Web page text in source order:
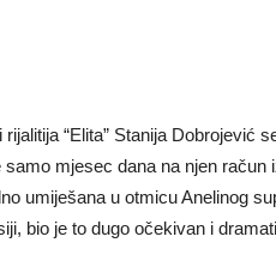
rijalitija “Elita” Stanija Dobrojević
mjesec dana na njen
umiješana u otmicu Anelinog
bio je to dugo očekivan i